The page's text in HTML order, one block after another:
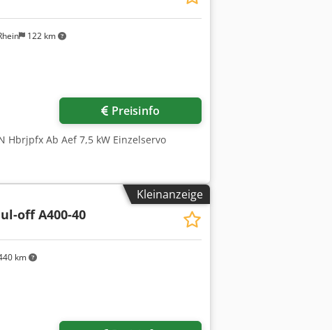
122 km
Preisinfo
Hbrjpfx Ab Aef 7,5 kW Einzelservo
Kleinanzeige
km
off A400-40